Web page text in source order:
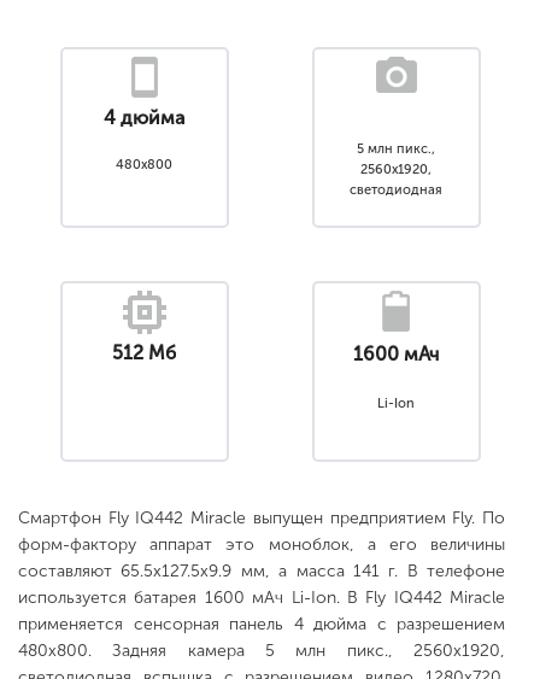
4 дюйма
480x800
5 млн пикс.,
2560x1920,
светодиодная
512 Мб 1600 мАч
Li-Ion
Смартфон Fly IQ442 Miracle выпущен предприятием Fly. По
форм-фактору аппарат это моноблок, а его величины
составляют 65.5x127.5x9.9 мм, а масса 141 г. В телефоне
используется батарея 1600 мАч Li-Ion. В Fly IQ442 Miracle
применяется сенсорная панель 4 дюйма с разрешением
480x800. Задняя камера 5 млн пикс., 2560x1920,